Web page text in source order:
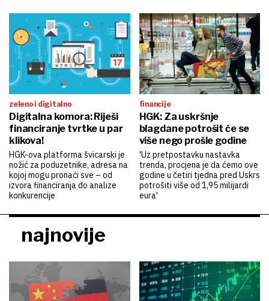
zeleno i digitalno
Digitalna komora: Riješi
financiranje tvrtke u par
klikova!
HGK-ova platforma švicarski je
nožić za poduzetnike, adresa na
kojoj mogu pronaći sve – od
izvora financiranja do analize
konkurencije
financije
HGK: Za uskršnje
blagdane potrošit će se
više nego prošle godine
'Uz pretpostavku nastavka
trenda, procjena je da ćemo ove
godine u četiri tjedna pred Uskrs
potrošiti više od 1,95 milijardi
eura'
najnovije